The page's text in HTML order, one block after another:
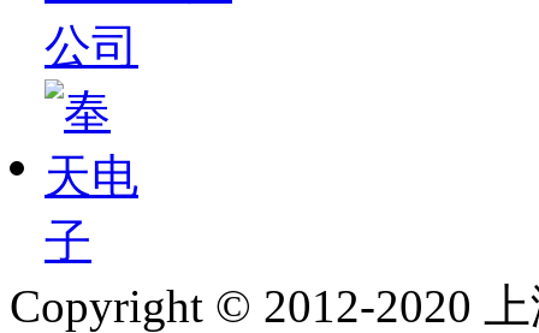
Copyright © 2012-2020